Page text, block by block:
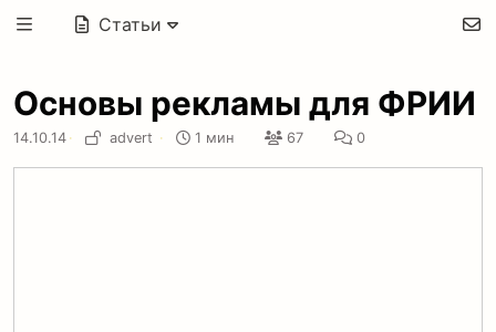
Статьи
Основы рекламы для ФРИИ
14.10.14 · advert · 1 мин 67 0